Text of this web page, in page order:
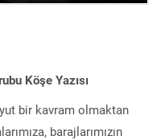
Köşe Yazısı
bir kavram olmaktan
barajlarımızın